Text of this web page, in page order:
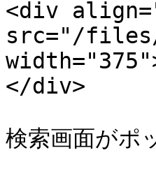
<div
src="/files/
</div>
検索画面がポ